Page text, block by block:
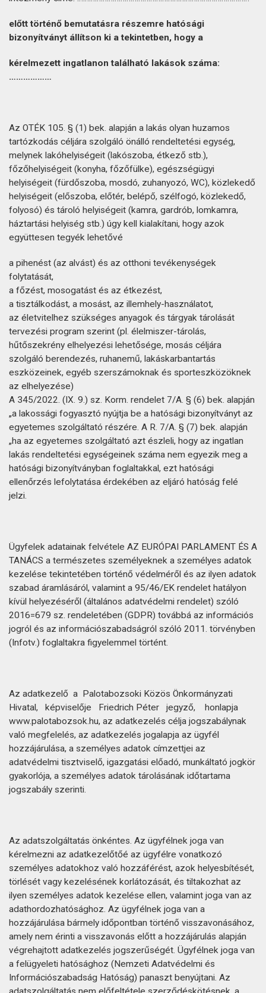
előtt történő bemutatásra részemre hatósági
bizonyítványt állítson ki a tekintetben, hogy a
kérelmezett ingatlanon található lakások száma:
………………
Az OTÉK 105. § (1) bek. alapján a lakás olyan huzamos
tartózkodás céljára szolgáló önálló rendeltetési egység,
melynek lakóhelyiségeit (lakószoba, étkező stb.),
főzőhelyiségeit (konyha, főzőfülke), egészségügyi
helyiségeit (fürdőszoba, mosdó, zuhanyozó, WC), közlekedő
helyiségeit (előszoba, előtér, belépő, szélfogó, közlekedő,
folyosó) és tároló helyiségeit (kamra, gardrób, lomkamra,
háztartási helyiség stb.) úgy kell kialakítani, hogy azok
együttesen tegyék lehetővé
a pihenést (az alvást) és az otthoni tevékenységek
folytatását,
a főzést, mosogatást és az étkezést,
a tisztálkodást, a mosást, az illemhely-használatot,
az életvitelhez szükséges anyagok és tárgyak tárolását
tervezési program szerint (pl. élelmiszer-tárolás,
hűtőszekrény elhelyezési lehetősége, mosás céljára
szolgáló berendezés, ruhanemű, lakáskarbantartás
eszközeinek, egyéb szerszámoknak és sporteszközöknek
az elhelyezése)
A 345/2022. (IX. 9.) sz. Korm. rendelet 7/A. § (6) bek. alapján
„a lakossági fogyasztó nyújtja be a hatósági bizonyítványt az
egyetemes szolgáltató részére. A R. 7/A. § (7) bek. alapján
„ha az egyetemes szolgáltató azt észleli, hogy az ingatlan
lakás rendeltetési egységeinek száma nem egyezik meg a
hatósági bizonyítványban foglaltakkal, ezt hatósági
ellenőrzés lefolytatása érdekében az eljáró hatóság felé
jelzi.
Ügyfelek adatainak felvétele AZ EURÓPAI PARLAMENT ÉS A
TANÁCS a természetes személyeknek a személyes adatok
kezelése tekintetében történő védelméről és az ilyen adatok
szabad áramlásáról, valamint a 95/46/EK rendelet hatályon
kívül helyezéséről (általános adatvédelmi rendelet) szóló
2016=679 sz. rendeletében (GDPR) továbbá az információs
jogról és az információszabadságról szóló 2011. törvényben
(Infotv.) foglaltakra figyelemmel történt.
Az adatkezelő a Palotabozsoki Közös Önkormányzati
Hivatal, képviselője Friedrich Péter jegyző, honlapja
www.palotabozsok.hu, az adatkezelés célja jogszabálynak
való megfelelés, az adatkezelés jogalapja az ügyfél
hozzájárulása, a személyes adatok címzettjei az
adatvédelmi tisztviselő, igazgatási előadó, munkáltató jogkör
gyakorlója, a személyes adatok tárolásának időtartama
jogszabály szerinti.
Az adatszolgáltatás önkéntes. Az ügyfélnek joga van
kérelmezni az adatkezelőtőé az ügyfélre vonatkozó
személyes adatokhoz való hozzáférést, azok helyesbítését,
törlését vagy kezelésének korlátozását, és tiltakozhat az
ilyen személyes adatok kezelése ellen, valamint joga van az
adathordozhatósághoz. Az ügyfélnek joga van a
hozzájárulása bármely időpontban történő visszavonásához,
amely nem érinti a visszavonás előtt a hozzájárulás alapján
végrehajtott adatkezelés jogszerűségét. Ügyfélnek joga van
a felügyeleti hatósághoz (Nemzeti Adatvédelmi és
Információszabadság Hatóság) panaszt benyújtani. Az